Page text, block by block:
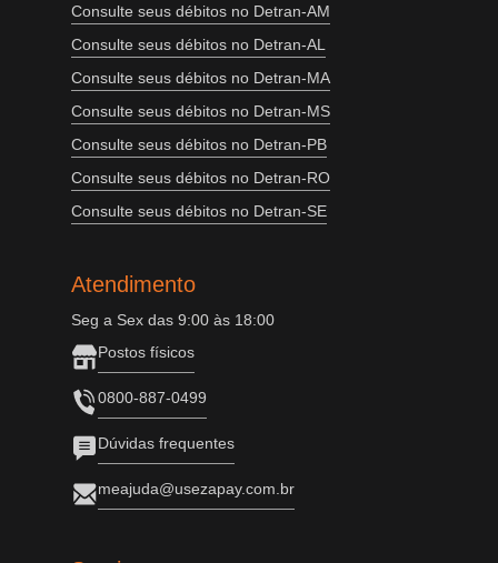
Consulte seus débitos no Detran-AM
Consulte seus débitos no Detran-AL
Consulte seus débitos no Detran-MA
Consulte seus débitos no Detran-MS
Consulte seus débitos no Detran-PB
Consulte seus débitos no Detran-RO
Consulte seus débitos no Detran-SE
Atendimento
Seg a Sex das 9:00 às 18:00
Postos físicos
0800-887-0499
Dúvidas frequentes
meajuda@usezapay.com.br